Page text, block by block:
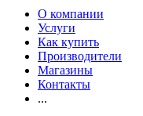
О компании
Услуги
Как купить
Производители
Магазины
Контакты
...